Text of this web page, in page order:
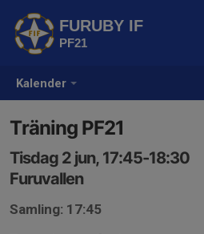
Kalender
FURUBY IF
PF21
Träning PF21
Tisdag 2 jun, 17:45-18:30
Furuvallen
Samling: 17:45